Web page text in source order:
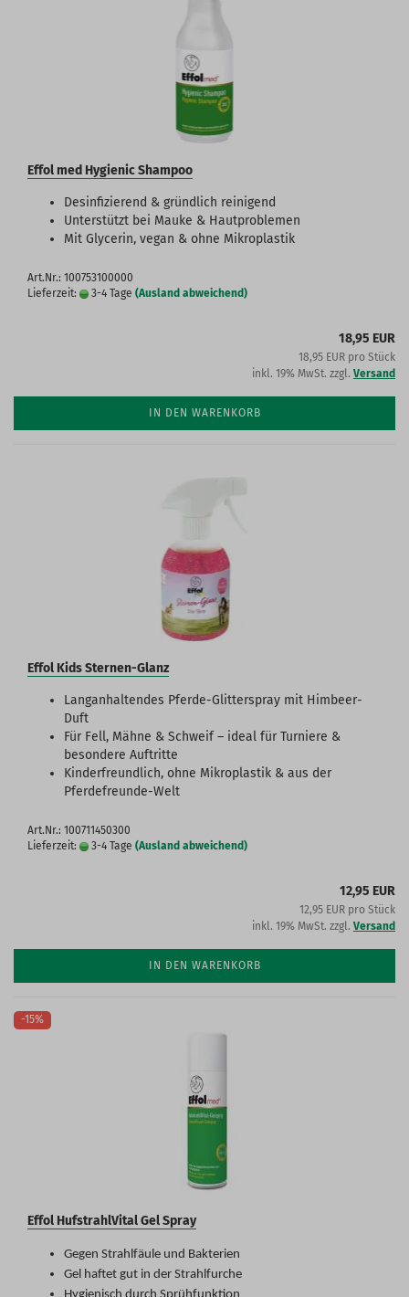
Effol med Hygienic Shampoo
Desinfizierend & gründlich reinigend
Unterstützt bei Mauke & Hautproblemen
Mit Glycerin, vegan & ohne Mikroplastik
Art.Nr.: 100753100000
Lieferzeit:
3-4 Tage (Ausland abweichend)
18,95 EUR
18,95 EUR pro Stück
inkl. 19% MwSt. zzgl. Versand
IN DEN WARENKORB
Effol Kids Sternen-Glanz
Langanhaltendes Pferde-Glitterspray mit Himbeer-
Duft
Für Fell, Mähne & Schweif – ideal für Turniere &
besondere Auftritte
Kinderfreundlich, ohne Mikroplastik & aus der
Pferdefreunde-Welt
Art.Nr.: 100711450300
Lieferzeit:
3-4 Tage (Ausland abweichend)
12,95 EUR
12,95 EUR pro Stück
inkl. 19% MwSt. zzgl. Versand
IN DEN WARENKORB
-15%
Effol HufstrahlVital Gel Spray
Gegen Strahlfäule und Bakterien
Gel haftet gut in der Strahlfurche